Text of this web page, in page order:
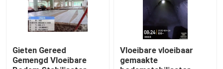
Gieten Gereed
Gemengd Vloeibare
Vloeibare vloeibaar
gemaakte